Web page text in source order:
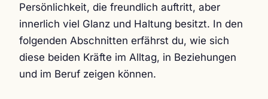
Persönlichkeit, die freundlich auftritt, aber
innerlich viel Glanz und Haltung besitzt. In den
folgenden Abschnitten erfährst du, wie sich
diese beiden Kräfte im Alltag, in Beziehungen
und im Beruf zeigen können.